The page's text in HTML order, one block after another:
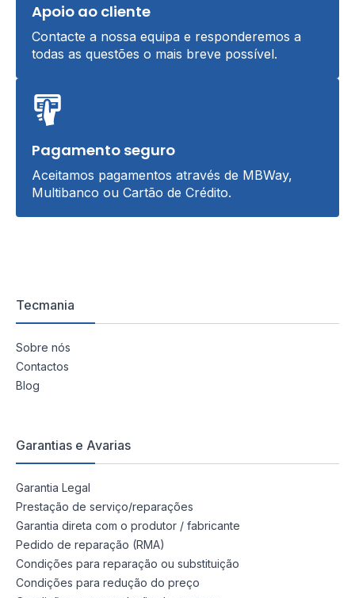
Apoio ao cliente
Contacte a nossa equipa e responderemos a
todas as questões o mais breve possível.
Pagamento seguro
Aceitamos pagamentos através de MBWay,
Multibanco ou Cartão de Crédito.
Tecmania
Sobre nós
Contactos
Blog
Garantias e Avarias
Garantia Legal
Prestação de serviço/reparações
Garantia direta com o produtor / fabricante
Pedido de reparação (RMA)
Condições para reparação ou substituição
Condições para redução do preço